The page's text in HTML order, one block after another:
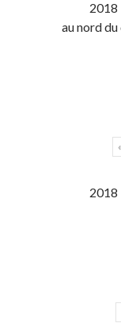
2018
au nord
2018